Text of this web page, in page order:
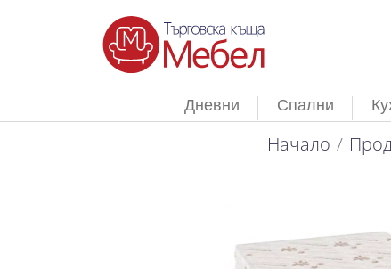
Дневни Спални
Начало